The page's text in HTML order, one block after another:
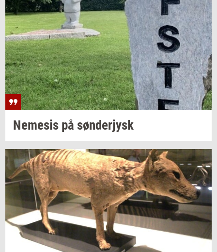
Ne­me­sis på søn­derjysk